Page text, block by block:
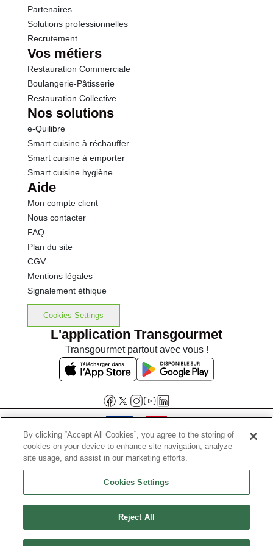
Partenaires
Solutions professionnelles
Recrutement
Vos métiers
Restauration Commerciale
Boulangerie-Pâtisserie
Restauration Collective
Nos solutions
e-Quilibre
Smart cuisine à réchauffer
Smart cuisine à emporter
Smart cuisine hygiène
Aide
Mon compte client
Nous contacter
FAQ
Plan du site
CGV
Mentions légales
Signalement éthique
Cookies Settings
L'application Transgourmet
Transgourmet partout avec vous !
Interdiction de vente de boissons alcooliques aux mineurs de
moins de 18 ans
La preuve de majorité de l'acheteur est exigée au moment de la vente
Code de la santé publique, Aar.l.3342-1 et l.3353-3
By clicking “Accept All Cookies”, you agree to the storing of
cookies on your device to enhance site navigation, analyze
site usage, and assist in our marketing efforts.
Cookies Settings
Reject All